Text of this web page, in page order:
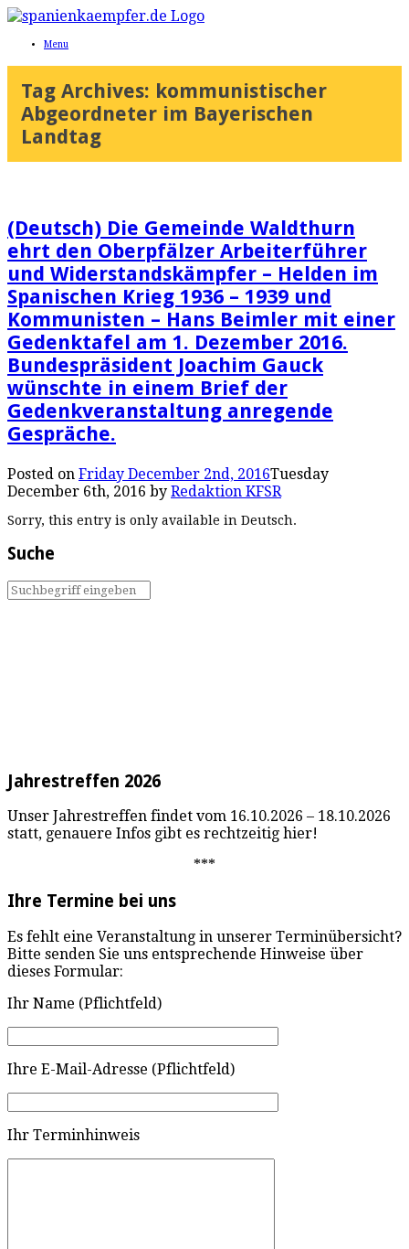
Menu
Tag Archives: kommunistischer
Abgeordneter im Bayerischen
Landtag
(Deutsch) Die Gemeinde Waldthurn
ehrt den Oberpfälzer Arbeiterführer
und Widerstandskämpfer – Helden im
Spanischen Krieg 1936 – 1939 und
Kommunisten – Hans Beimler mit einer
Gedenktafel am 1. Dezember 2016.
Bundespräsident Joachim Gauck
wünschte in einem Brief der
Gedenkveranstaltung anregende
Gespräche.
Posted on Friday December 2nd, 2016Tuesday
December 6th, 2016 by Redaktion KFSR
Sorry, this entry is only available in Deutsch.
Suche
Jahrestreffen 2026
Unser Jahrestreffen findet vom 16.10.2026 – 18.10.2026
statt, genauere Infos gibt es rechtzeitig hier!
***
Ihre Termine bei uns
Es fehlt eine Veranstaltung in unserer Terminübersicht?
Bitte senden Sie uns entsprechende Hinweise über
dieses Formular:
Ihr Name (Pflichtfeld)
Ihre E-Mail-Adresse (Pflichtfeld)
Ihr Terminhinweis